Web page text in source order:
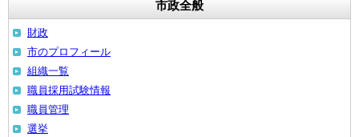
市政全般
財政
市のプロフィール
組織一覧
職員採用試験情報
職員管理
選挙